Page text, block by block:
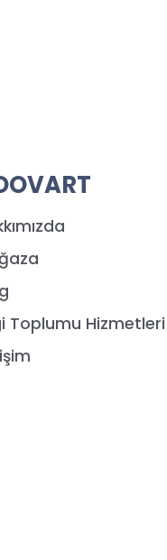
Toplumu Hizmetleri